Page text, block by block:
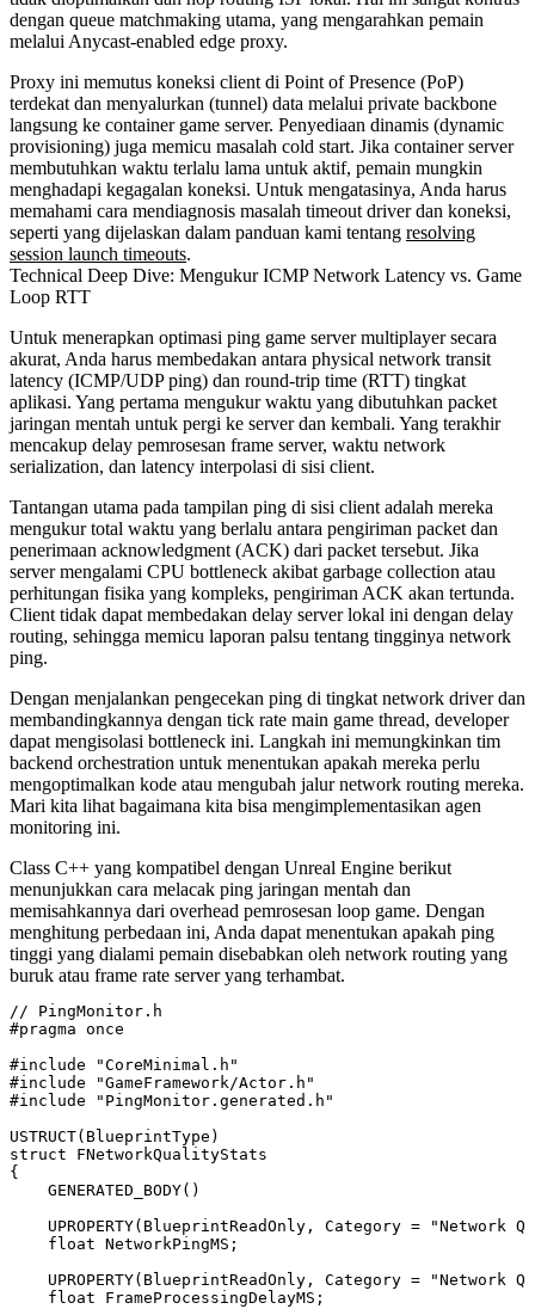
dengan queue matchmaking utama, yang mengarahkan pemain
melalui Anycast-enabled edge proxy.
Proxy ini memutus koneksi client di Point of Presence (PoP)
terdekat dan menyalurkan (tunnel) data melalui private backbone
langsung ke container game server. Penyediaan dinamis (dynamic
provisioning) juga memicu masalah cold start. Jika container server
membutuhkan waktu terlalu lama untuk aktif, pemain mungkin
menghadapi kegagalan koneksi. Untuk mengatasinya, Anda harus
memahami cara mendiagnosis masalah timeout driver dan koneksi,
seperti yang dijelaskan dalam panduan kami tentang resolving
session launch timeouts.
Technical Deep Dive: Mengukur ICMP Network Latency vs. Game
Loop RTT
Untuk menerapkan optimasi ping game server multiplayer secara
akurat, Anda harus membedakan antara physical network transit
latency (ICMP/UDP ping) dan round-trip time (RTT) tingkat
aplikasi. Yang pertama mengukur waktu yang dibutuhkan packet
jaringan mentah untuk pergi ke server dan kembali. Yang terakhir
mencakup delay pemrosesan frame server, waktu network
serialization, dan latency interpolasi di sisi client.
Tantangan utama pada tampilan ping di sisi client adalah mereka
mengukur total waktu yang berlalu antara pengiriman packet dan
penerimaan acknowledgment (ACK) dari packet tersebut. Jika
server mengalami CPU bottleneck akibat garbage collection atau
perhitungan fisika yang kompleks, pengiriman ACK akan tertunda.
Client tidak dapat membedakan delay server lokal ini dengan delay
routing, sehingga memicu laporan palsu tentang tingginya network
ping.
Dengan menjalankan pengecekan ping di tingkat network driver dan
membandingkannya dengan tick rate main game thread, developer
dapat mengisolasi bottleneck ini. Langkah ini memungkinkan tim
backend orchestration untuk menentukan apakah mereka perlu
mengoptimalkan kode atau mengubah jalur network routing mereka.
Mari kita lihat bagaimana kita bisa mengimplementasikan agen
monitoring ini.
Class C++ yang kompatibel dengan Unreal Engine berikut
menunjukkan cara melacak ping jaringan mentah dan
memisahkannya dari overhead pemrosesan loop game. Dengan
menghitung perbedaan ini, Anda dapat menentukan apakah ping
tinggi yang dialami pemain disebabkan oleh network routing yang
buruk atau frame rate server yang terhambat.
// PingMonitor.h
#pragma once
#include "CoreMinimal.h"
#include "GameFramework/Actor.h"
#include "PingMonitor.generated.h"
USTRUCT(BlueprintType)
struct FNetworkQualityStats
{
    GENERATED_BODY()
UPROPERTY(BlueprintReadOnly, Category = "Network
    float NetworkPingMS;
UPROPERTY(BlueprintReadOnly, Category = "Network
    float FrameProcessingDelayMS;